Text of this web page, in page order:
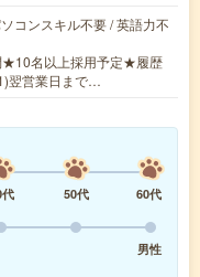
コンスキル不要 / 英語力不
名以上採用予定★履歴
翌営業日まで…
50代
60代
男性